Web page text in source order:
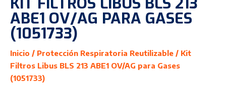
ABE1 OV/AG PARA GASES
(1051733)
Inicio / Protección Respiratoria Reutilizable / Kit
Filtros Libus BLS 213 ABE1 OV/AG para Gases
(1051733)